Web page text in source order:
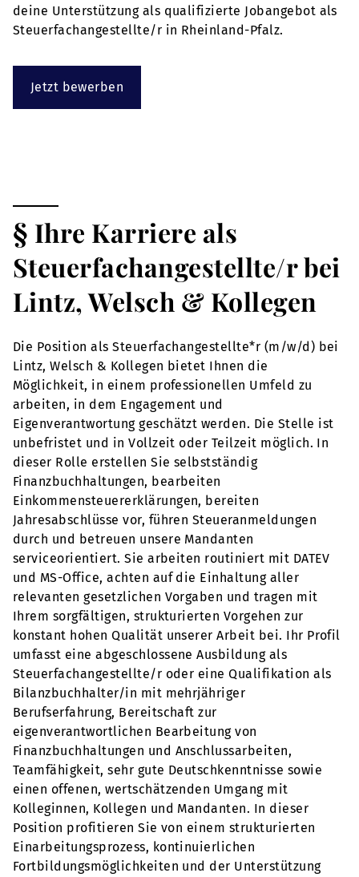
deine Unterstützung als qualifizierte Jobangebot als
Steuerfachangestellte/r in Rheinland-Pfalz.
Jetzt bewerben
§ Ihre Karriere als
Steuerfachangestellte/r bei
Lintz, Welsch & Kollegen
Die Position als Steuerfachangestellte*r (m/w/d) bei
Lintz, Welsch & Kollegen bietet Ihnen die
Möglichkeit, in einem professionellen Umfeld zu
arbeiten, in dem Engagement und
Eigenverantwortung geschätzt werden. Die Stelle ist
unbefristet und in Vollzeit oder Teilzeit möglich. In
dieser Rolle erstellen Sie selbstständig
Finanzbuchhaltungen, bearbeiten
Einkommensteuererklärungen, bereiten
Jahresabschlüsse vor, führen Steueranmeldungen
durch und betreuen unsere Mandanten
serviceorientiert. Sie arbeiten routiniert mit DATEV
und MS-Office, achten auf die Einhaltung aller
relevanten gesetzlichen Vorgaben und tragen mit
Ihrem sorgfältigen, strukturierten Vorgehen zur
konstant hohen Qualität unserer Arbeit bei. Ihr Profil
umfasst eine abgeschlossene Ausbildung als
Steuerfachangestellte/r oder eine Qualifikation als
Bilanzbuchhalter/in mit mehrjähriger
Berufserfahrung, Bereitschaft zur
eigenverantwortlichen Bearbeitung von
Finanzbuchhaltungen und Anschlussarbeiten,
Teamfähigkeit, sehr gute Deutschkenntnisse sowie
einen offenen, wertschätzenden Umgang mit
Kolleginnen, Kollegen und Mandanten. In dieser
Position profitieren Sie von einem strukturierten
Einarbeitungsprozess, kontinuierlichen
Fortbildungsmöglichkeiten und der Unterstützung